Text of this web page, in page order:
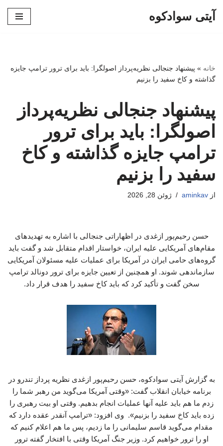
آیتی سوادکوه
خانه » پیشنهاد جنجالی نظریه‌پرداز اصولگرا: باید برای ترور ترامپ جایزه
گذاشته و کاخ سفید را بزنیم
پیشنهاد جنجالی نظریه‌پرداز
اصولگرا: باید برای ترور
ترامپ جایزه گذاشته و کاخ
سفید را بزنیم
از aminkav ژوئن 28, 2026
حسن رحیم‌پور ازغدی در اظهاراتی جنجالی با اشاره به تهدیدهای
مقام‌های آمریکایی علیه ایران، خواستار اقدام متقابل شد و گفت باید
گروه‌های حامی ایران در آمریکا برای عملیات علیه مسئولان آمریکایی
سازماندهی شوند. او همچنین از تعیین جایزه برای ترور دونالد ترامپ
سخن گفت و تأکید کرد که باید کاخ سفید را هدف قرار داد.
به گزارش آیتی سوادکوه، حسن رحیم‌پور ازغدی نظریه پرداز تندرو در
برنامه خیابان انقلاب گفت: «وقتی آمریکا می‌گوید من رهبر شما را
زدم ما هم باید علیه آنها عملیات انجام بدهیم. وقتی او بیت رهبری را
زده باید کاخ سفید را بزنیم». وی افزود: «ترامپ آنقدر عقده دارد که
مقدام می‌گوید قاسم سلیمانی را ما زدیم، پس ما هم اعلام کنیم که
او را ترور خواهیم کرد. وزیر جنگ آمریکا وقتی با افتخار گفته ترور